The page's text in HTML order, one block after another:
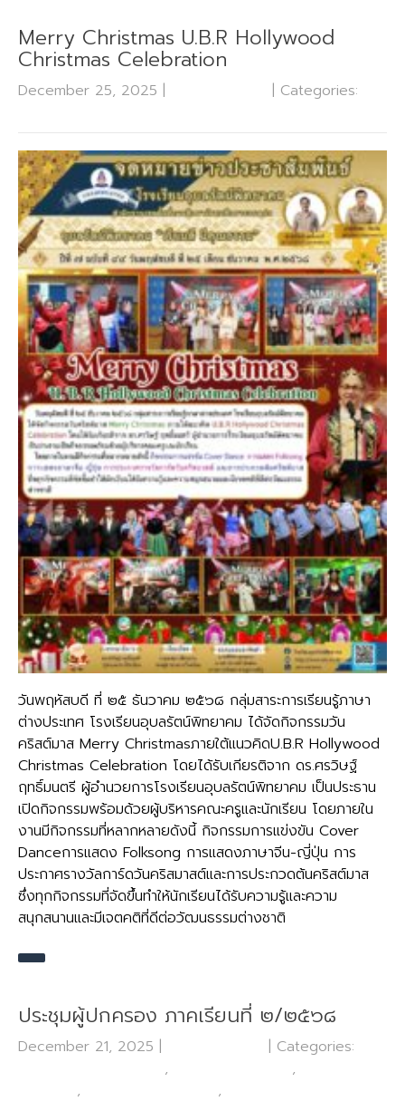
Merry Christmas U.B.R Hollywood
Christmas Celebration
December 25, 2025 |
| Categories:
วันพฤหัสบดี ที่ ๒๕ ธันวาคม ๒๕๖๘ กลุ่มสาระการเรียนรู้ภาษา
ต่างประเทศ โรงเรียนอุบลรัตน์พิทยาคม ได้จัดกิจกรรมวัน
คริสต์มาส Merry Christmasภายใต้แนวคิดU.B.R Hollywood
Christmas Celebration โดยได้รับเกียรติจาก ดร.ศรวิษฐ์
ฤทธิ์มนตรี ผู้อำนวยการโรงเรียนอุบลรัตน์พิทยาคม เป็นประธาน
เปิดกิจกรรมพร้อมด้วยผู้บริหารคณะครูและนักเรียน โดยภายใน
งานมีกิจกรรมที่หลากหลายดังนี้ กิจกรรมการแข่งขัน Cover
Danceการแสดง Folksong การแสดงภาษาจีน-ญี่ปุ่น การ
ประกาศรางวัลการ์ดวันคริสมาสต์และการประกวดต้นคริสต์มาส
ซึ่งทุกกิจกรรมที่จัดขึ้นทำให้นักเรียนได้รับความรู้และความ
สนุกสนานและมีเจตคติที่ดีต่อวัฒนธรรมต่างชาติ
ประชุมผู้ปกครอง ภาคเรียนที่ ๒/๒๕๖๘
December 21, 2025 | | Categories:
, ,
, ,